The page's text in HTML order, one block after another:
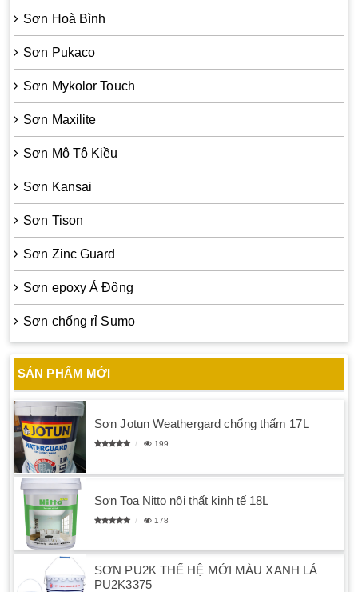
Sơn Hoà Bình
Sơn Pukaco
Sơn Mykolor Touch
Sơn Maxilite
Sơn Mô Tô Kiều
Sơn Kansai
Sơn Tison
Sơn Zinc Guard
Sơn epoxy Á Đông
Sơn chống rỉ Sumo
SẢN PHẨM MỚI
Sơn Jotun Weathergard chống thấm 17L
199
Sơn Toa Nitto nội thất kinh tế 18L
178
SƠN PU2K THẾ HỆ MỚI MÀU XANH LÁ
PU2K3375